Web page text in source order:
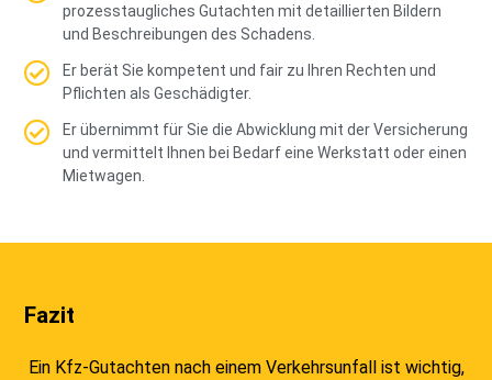
prozesstaugliches Gutachten mit detaillierten Bildern
und Beschreibungen des Schadens.
Er berät Sie kompetent und fair zu Ihren Rechten und
Pflichten als Geschädigter.
Er übernimmt für Sie die Abwicklung mit der Versicherung
und vermittelt Ihnen bei Bedarf eine Werkstatt oder einen
Mietwagen.
Fazit
Ein Kfz-Gutachten nach einem Verkehrsunfall ist wichtig,